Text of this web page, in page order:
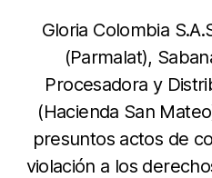
Gloria Colombia
(Parmalat),
Procesadora y
(Hacienda San
presuntos actos de
violación a los